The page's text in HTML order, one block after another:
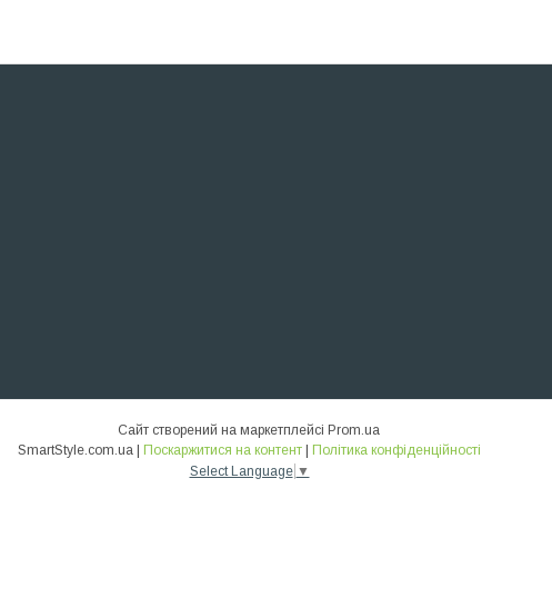
Сайт створений на маркетплейсі Prom.ua
Поскаржитися на контент
Політика конфіденційності
Select Language ▼